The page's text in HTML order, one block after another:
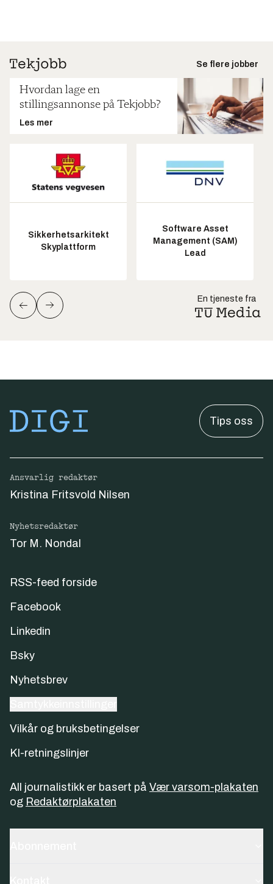
Se flere jobber
Hvordan lage en
stillingsannonse på Tekjobb?
Les mer
Sikkerhetsarkitekt
Skyplattform
Software Asset
Management (SAM)
Lead
En tjeneste fra
Tips oss
Ansvarlig redaktør
Kristina Fritsvold Nilsen
Nyhetsredaktør
Tor M. Nondal
RSS-feed forside
Facebook
Linkedin
Bsky
Nyhetsbrev
Vilkår og bruksbetingelser
KI-retningslinjer
All journalistikk er basert på Vær varsom-plakaten
og Redaktørplakaten